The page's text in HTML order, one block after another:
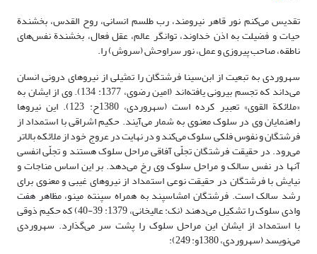
تقدیس می‌کنم نور قاهر نیرومند، رب طلسم انسانی، روح القدس، بخشندة
حیات و فضیلت به اذن خداوند، توانگر عالم، عقل فعال، بخشندة نفس‌های
ناطقه، صاحب پیروزی و عمل، نور سراوحش (سروش) را.
سهروردی به تبعیت از ابن‌سینا فرشتگان را تمثیلی از نیروهای درونی انسان
می‌داند که تجسم بیرونی یافته‌اند (امین رضوی، 1377: 134). وی از ایشان به
«ملائکة القوی» تعبیر کرده است (سهروردی، 1380ح: 123). این نیروها
راهنمایان وی در سلوک معنوی به شمار می‌آیند. حکیم اشراقی با استمداد از
فرشتگان و نفوس فلکی سلوک می‌کند و در نهایت در عروج خود از ملائکه بالاتر
می‌رود. در حقیقت فرشتگان تجلّی آفاقی مراحل سلوک هستند و تجلّی انفسی
آنها در نفس سالک و مراحل سلوک وی رخ می‌دهد. بر این اساس مناجات و
نیایش با فرشتگان در حقیقت نوعی استمداد از نیروهای غیبی و معنوی برای
رشد سالک است. فرشتگان امشاسپند به همراه سپنته مینو، مظاهر هفت
وادی سلوک را تشکیل می‌دهند (نک: عالیخانی، 1379: 39-40) که حکیم ذوقی
با استمداد از ایشان این مراحل سلوک را پشت سر می‌گذارد. سهروردی
می‌نویسد (سهروردی، 1380و: 249):